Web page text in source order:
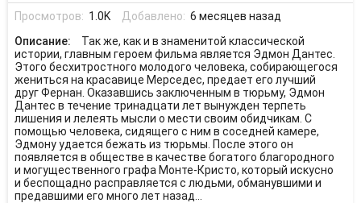
Просмотров: 1.0K Добавлено: 6 месяцев назад
Описание:
Так же, как и в знаменитой классической
истории, главным героем фильма является Эдмон Дантес.
Этого бесхитростного молодого человека, собирающегося
жениться на красавице Мерседес, предает его лучший
друг Фернан. Оказавшись заключенным в тюрьму, Эдмон
Дантес в течение тринадцати лет вынужден терпеть
лишения и лелеять мысли о мести своим обидчикам. С
помощью человека, сидящего с ним в соседней камере,
Эдмону удается бежать из тюрьмы. После этого он
появляется в обществе в качестве богатого благородного
и могущественного графа Монте-Кристо, который искусно
и беспощадно расправляется с людьми, обманувшими и
предавшими его много лет назад...